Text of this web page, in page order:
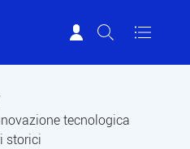
tecnologica
storici